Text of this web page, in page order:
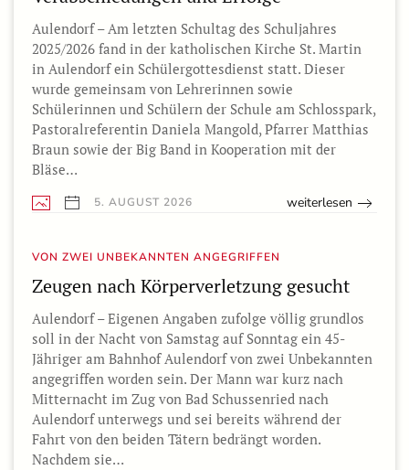
Aulendorf – Am letzten Schultag des Schuljahres
2025/2026 fand in der katholischen Kirche St. Martin
in Aulendorf ein Schülergottesdienst statt. Dieser
wurde gemeinsam von Lehrerinnen sowie
Schülerinnen und Schülern der Schule am Schlosspark,
Pastoralreferentin Daniela Mangold, Pfarrer Matthias
Braun sowie der Big Band in Kooperation mit der
Bläse…
5. AUGUST 2026 weiterlesen
VON ZWEI UNBEKANNTEN ANGEGRIFFEN
Zeugen nach Körperverletzung gesucht
Aulendorf – Eigenen Angaben zufolge völlig grundlos
soll in der Nacht von Samstag auf Sonntag ein 45-
Jähriger am Bahnhof Aulendorf von zwei Unbekannten
angegriffen worden sein. Der Mann war kurz nach
Mitternacht im Zug von Bad Schussenried nach
Aulendorf unterwegs und sei bereits während der
Fahrt von den beiden Tätern bedrängt worden.
Nachdem sie…